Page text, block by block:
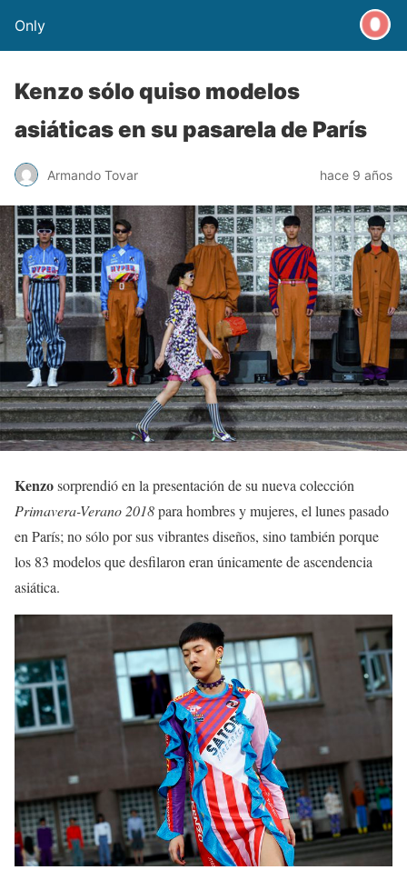
Only
Kenzo sólo quiso modelos
asiáticas en su pasarela de París
Armando Tovar hace 9 años
Kenzosorprendió en la presentación de su nueva colección
Primavera-Verano 2018para hombres y mujeres, el lunes pasado
en París; no sólo por sus vibrantes diseños, sino también porque
los 83 modelos que desfilaron eran únicamente de ascendencia
asiática.